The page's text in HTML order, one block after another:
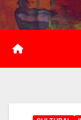
Saltar
al
contenido